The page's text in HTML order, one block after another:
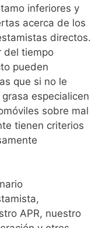
inferiores y
acerca de los
directos.
del tiempo
pueden
que si no le
especialicen
sobre mal
tienen criterios
APR, nuestro